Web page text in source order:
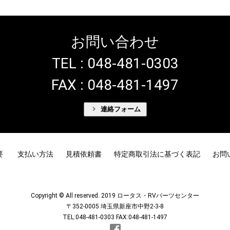
お問い合わせ
TEL : 048-481-0303
FAX : 048-481-1497
連絡フォーム
支払い方法 見積依頼書 特定商取引法に基づく表記 お問
Copyright © All reserved. 2019 ロータス・RVパーツセンター
〒352-0005 埼玉県新座市中野2-3-8
TEL:048-481-0303 FAX:048-481-1497